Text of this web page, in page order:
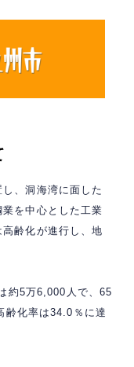
、洞海湾に面した
を中心とした工業
齢化が進行し、地
約5万6,000人で、65
齢化率は34.0％に達